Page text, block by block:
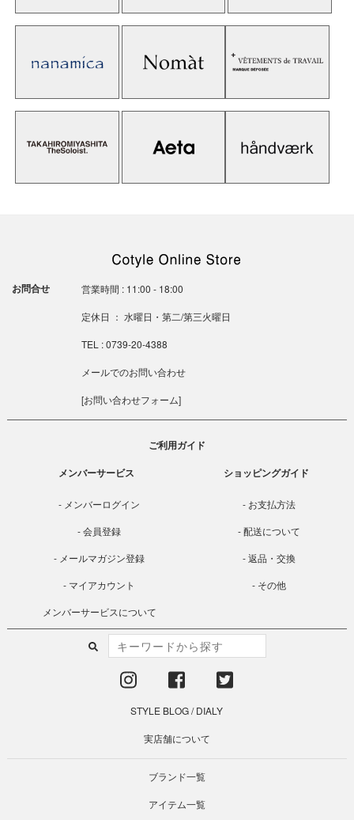
お問合せ 営業時間 : 11:00 - 18:00
定休日 ： 水曜日・第二/第三火曜日
TEL : 0739-20-4388
メールでのお問い合わせ
[お問い合わせフォーム]
ご利用ガイド
メンバーサービス
メンバーログイン
会員登録
メールマガジン登録
マイアカウント
メンバーサービスについて
ショッピングガイド
お支払方法
配送について
返品・交換
その他
STYLE BLOG/DIALY
実店舗について
ブランド一覧
アイテム一覧